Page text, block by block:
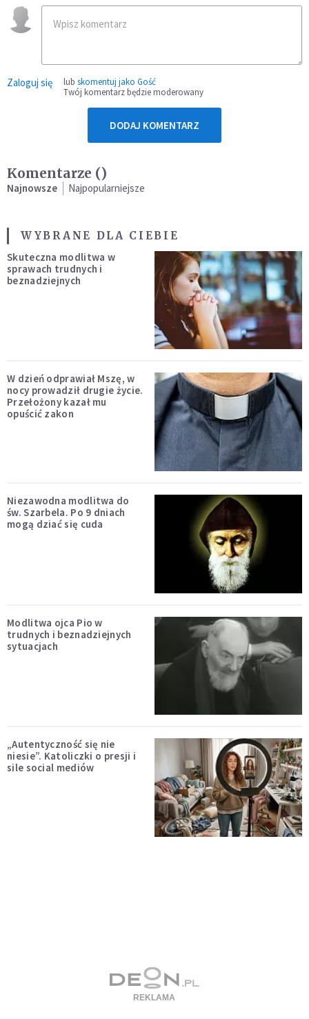
Zaloguj się lub skomentuj jako Gość
Twój komentarz będzie moderowany
DODAJ KOMENTARZ
Komentarze ()
Najnowsze Najpopularniejsze
WYBRANE DLA CIEBIE
Skuteczna modlitwa w
sprawach trudnych i
beznadziejnych
W dzień odprawiał Mszę, w
nocy prowadził drugie życie.
Przełożony kazał mu
opuścić zakon
Niezawodna modlitwa do
św. Szarbela. Po 9 dniach
mogą dziać się cuda
Modlitwa ojca Pio w
trudnych i beznadziejnych
sytuacjach
„Autentyczność się nie
niesie”. Katoliczki o presji i
sile social mediów